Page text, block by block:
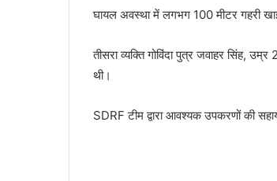
घायल अवस्था में लगभग 100 मीटर गहरी
तीसरा व्यक्ति गोविंदा पुत्र जवाहर सिंह,
थी।
SDRF टीम द्वारा आवश्यक उपकरणों की